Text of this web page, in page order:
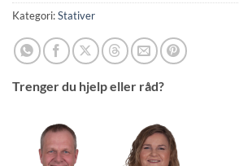
Kategori:Stativer
Trenger du hjelp eller råd?